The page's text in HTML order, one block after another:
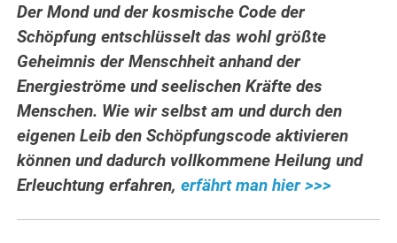
Der Mond und der kosmische Code der
Schöpfung entschlüsselt das wohl größte
Geheimnis der Menschheit anhand der
Energieströme und seelischen Kräfte des
Menschen. Wie wir selbst am und durch den
eigenen Leib den Schöpfungscode aktivieren
können und dadurch vollkommene Heilung und
Erleuchtung erfahren,erfährt man hier >>>